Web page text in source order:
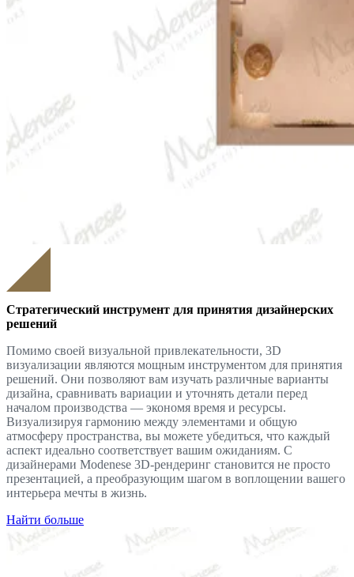
Стратегический инструмент для принятия дизайнерских
решений
Помимо своей визуальной привлекательности, 3D
визуализации являются мощным инструментом для принятия
решений. Они позволяют вам изучать различные варианты
дизайна, сравнивать вариации и уточнять детали перед
началом производства — экономя время и ресурсы.
Визуализируя гармонию между элементами и общую
атмосферу пространства, вы можете убедиться, что каждый
аспект идеально соответствует вашим ожиданиям. С
дизайнерами Modenese 3D-рендеринг становится не просто
презентацией, а преобразующим шагом в воплощении вашего
интерьера мечты в жизнь.
Найти больше